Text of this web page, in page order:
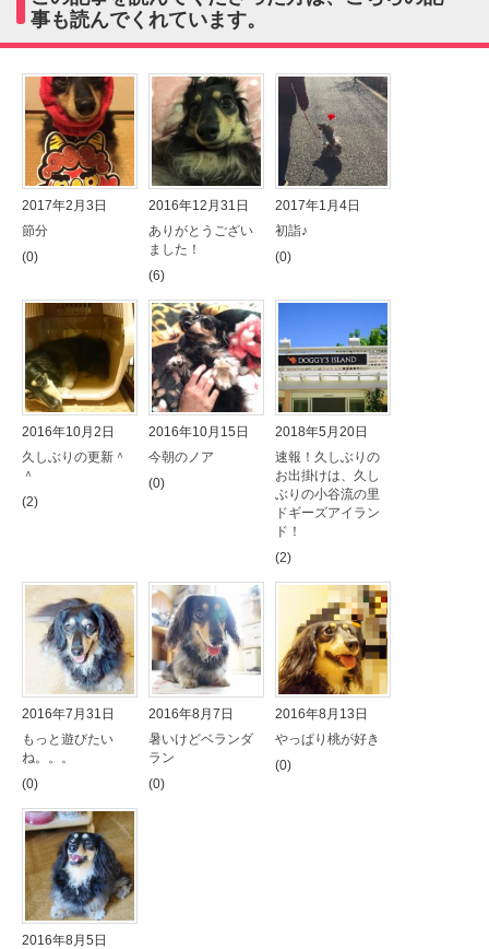
事も読んでくれています。
2017年2月3日
節分
(0)
2016年12月31日
ありがとうござい
ました！
(6)
2017年1月4日
初詣♪
(0)
2016年10月2日
久しぶりの更新＾
＾
(2)
2016年10月15日
今朝のノア
(0)
2018年5月20日
速報！久しぶりの
お出掛けは、久し
ぶりの小谷流の里
ドギーズアイラン
ド！
(2)
2016年7月31日
もっと遊びたい
ね。。。
(0)
2016年8月7日
暑いけどベランダ
ラン
(0)
2016年8月13日
やっぱり桃が好き
(0)
2016年8月5日